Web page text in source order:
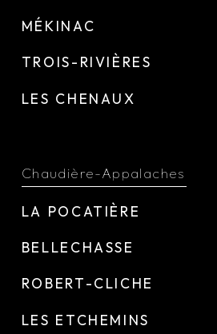
MÉKINAC
TROIS-RIVIÈRES
LES CHENAUX
Chaudière-Appalaches
LA POCATIÈRE
BELLECHASSE
ROBERT-CLICHE
LES ETCHEMINS